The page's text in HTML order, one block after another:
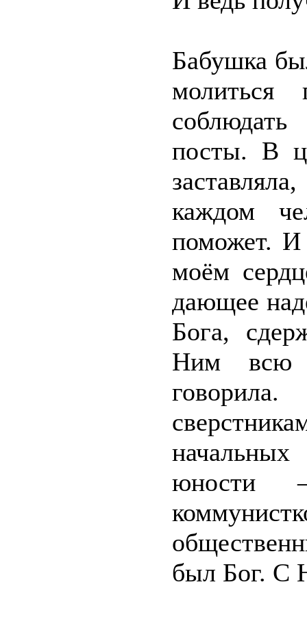
Бабушка
посты. В
каждом
поможет. И
моём
дающее
Бога,
Ним всю
юности
был Бог. С